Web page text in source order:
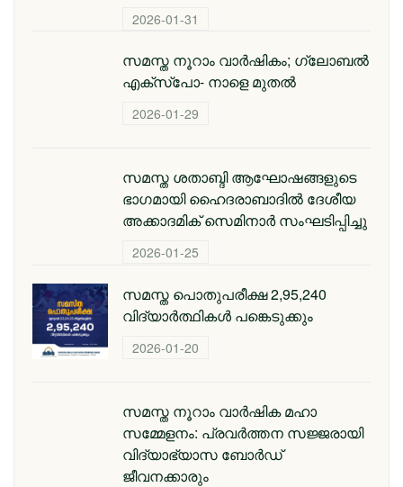
2026-01-31
സമസ്ത നൂറാം വാർഷികം; ഗ്ലോബല്‍
എക്‌സ്‌പോ- നാളെ മുതൽ
2026-01-29
സമസ്ത ശതാബ്ദി ആഘോഷങ്ങളുടെ
ഭാഗമായി ഹൈദരാബാദില്‍ ദേശീയ
അക്കാദമിക് സെമിനാര്‍ സംഘടിപ്പിച്ചു
2026-01-25
സമസ്ത പൊതുപരീക്ഷ 2,95,240
വിദ്യാര്‍ത്ഥികള്‍ പങ്കെടുക്കും
2026-01-20
സമസ്ത നൂറാം വാർഷിക മഹാ
സമ്മേളനം: പ്രവർത്തന സജ്ജരായി
വിദ്യാഭ്യാസ ബോർഡ്
ജീവനക്കാരും